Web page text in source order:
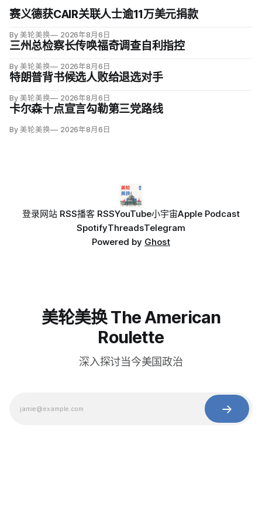
赛义德获CAIR关联人士逾11万美元捐款
By 美轮美换 2026年8月6日
三州总检察长传唤福奇调查自利指控
By 美轮美换 2026年8月6日
特朗普背书候选人败给退选对手
By 美轮美换 2026年8月6日
卡尔森十点宣言勾勒第三党路线
By 美轮美换 2026年8月6日
登录网站 RSS播客 RSSYouTube小宇宙Apple Podcast
SpotifyThreadsTelegram
Powered by Ghost
美轮美换 The American
Roulette
深入探讨当今美国政治